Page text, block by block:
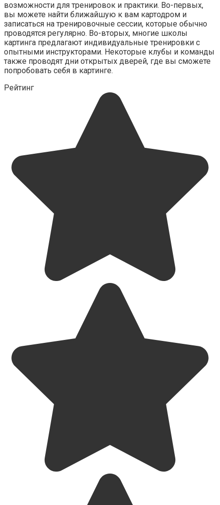
возможности для тренировок и практики. Во-первых,
вы можете найти ближайшую к вам картодром и
записаться на тренировочные сессии, которые обычно
проводятся регулярно. Во-вторых, многие школы
картинга предлагают индивидуальные тренировки с
опытными инструкторами. Некоторые клубы и команды
также проводят дни открытых дверей, где вы сможете
попробовать себя в картинге.
Рейтинг